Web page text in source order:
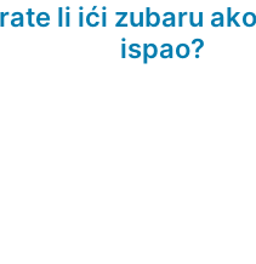
li ići zubaru
ispao?